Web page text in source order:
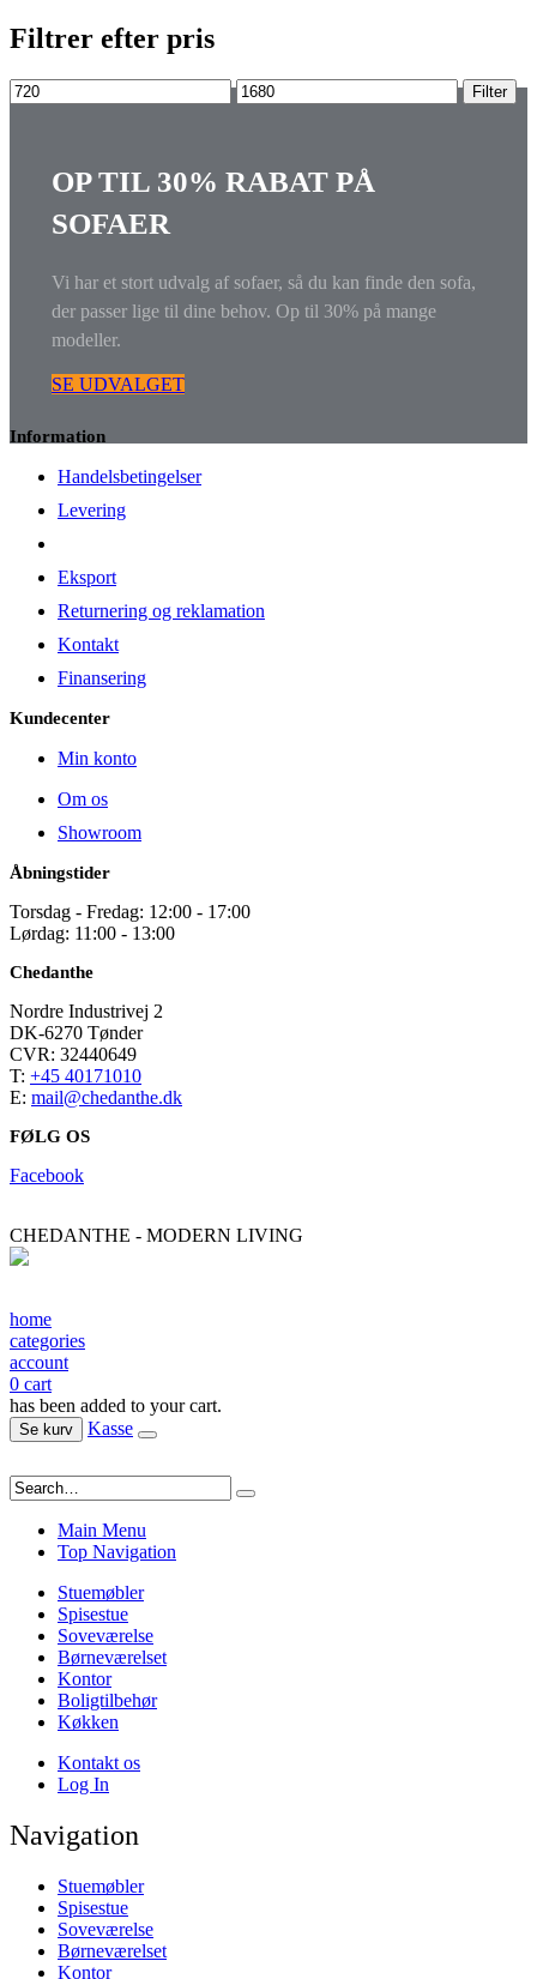
Filtrer efter pris
Mindste
pris
Højeste
pris
Filter
OP TIL 30% RABAT PÅ
SOFAER
Vi har et stort udvalg af sofaer, så du kan finde den sofa,
der passer lige til dine behov. Op til 30% på mange
modeller.
SE UDVALGET
Information
Handelsbetingelser
Levering
Eksport
Returnering og reklamation
Kontakt
Finansering
Kundecenter
Min konto
Om os
Showroom
Åbningstider
Torsdag - Fredag: 12:00 - 17:00
Lørdag: 11:00 - 13:00
Chedanthe
Nordre Industrivej 2
DK-6270 Tønder
CVR: 32440649
T: +45 40171010
E: mail@chedanthe.dk
FØLG OS
Facebook
CHEDANTHE - MODERN LIVING
home
categories
account
0 cart
has been added to your cart.
Se kurv Kasse
Main Menu
Top Navigation
Stuemøbler
Spisestue
Soveværelse
Børneværelset
Kontor
Boligtilbehør
Køkken
Kontakt os
Log In
Navigation
Stuemøbler
Spisestue
Soveværelse
Børneværelset
Kontor